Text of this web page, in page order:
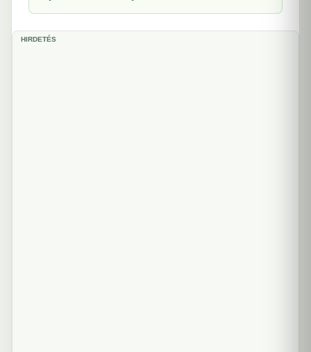
HIRDETÉS